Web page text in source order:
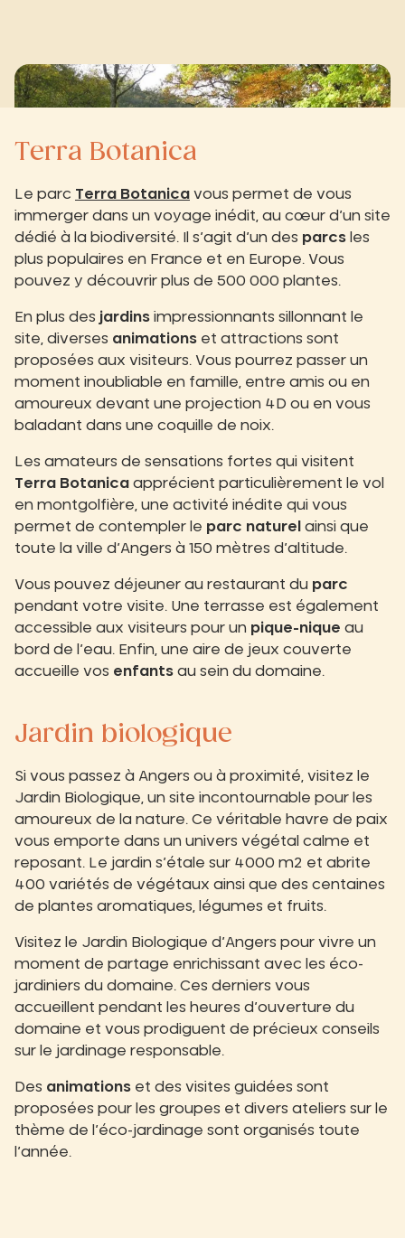
Terra Botanica
Le parc Terra Botanica vous permet de vous
immerger dans un voyage inédit, au cœur d’un site
dédié à la biodiversité. Il s’agit d’un des parcs les
plus populaires en France et en Europe. Vous
pouvez y découvrir plus de 500 000 plantes.
En plus des jardins impressionnants sillonnant le
site, diverses animations et attractions sont
proposées aux visiteurs. Vous pourrez passer un
moment inoubliable en famille, entre amis ou en
amoureux devant une projection 4D ou en vous
baladant dans une coquille de noix.
Les amateurs de sensations fortes qui visitent
Terra Botanica apprécient particulièrement le vol
en montgolfière, une activité inédite qui vous
permet de contempler le parc naturel ainsi que
toute la ville d’Angers à 150 mètres d’altitude.
Vous pouvez déjeuner au restaurant du parc
pendant votre visite. Une terrasse est également
accessible aux visiteurs pour un pique-nique au
bord de l’eau. Enfin, une aire de jeux couverte
accueille vos enfants au sein du domaine.
Jardin biologique
Si vous passez à Angers ou à proximité, visitez le
Jardin Biologique, un site incontournable pour les
amoureux de la nature. Ce véritable havre de paix
vous emporte dans un univers végétal calme et
reposant. Le jardin s’étale sur 4000 m2 et abrite
400 variétés de végétaux ainsi que des centaines
de plantes aromatiques, légumes et fruits.
Visitez le Jardin Biologique d’Angers pour vivre un
moment de partage enrichissant avec les éco-
jardiniers du domaine. Ces derniers vous
accueillent pendant les heures d’ouverture du
domaine et vous prodiguent de précieux conseils
sur le jardinage responsable.
Des animations et des visites guidées sont
proposées pour les groupes et divers ateliers sur le
thème de l’éco-jardinage sont organisés toute
l’année.